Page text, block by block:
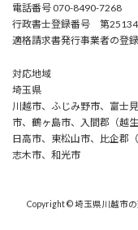
電話番号 070-8490-7268
行政書士登録番号 第
適格請求書発行事業者の
対応地域
埼玉県
川越市、ふじみ野市、富士
市、鶴ヶ島市、入間郡（越
日高市、東松山市、比企郡
志木市、和光市
Copyright © 埼玉県川越市